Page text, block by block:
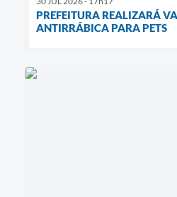
PREFEITURA REALIZARÁ
ANTIRRÁBICA PARA PETS